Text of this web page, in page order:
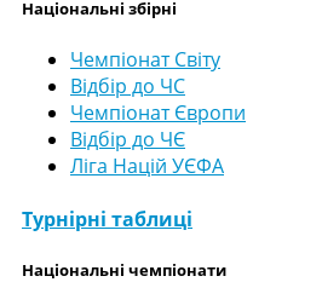
Національні збірні
Чемпіонат Світу
Відбір до ЧС
Чемпіонат Європи
Відбір до ЧЄ
Ліга Націй УЄФА
Турнірні таблиці
Національні чемпіонати